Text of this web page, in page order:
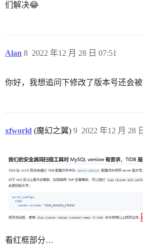
们解决😂
Alan 2022 年12 月 28 日 07:51
8
你好，我想追问下修改了版本号还会
xfworld (魔幻之翼) 2022 年12 月 28
9
看红框部分…